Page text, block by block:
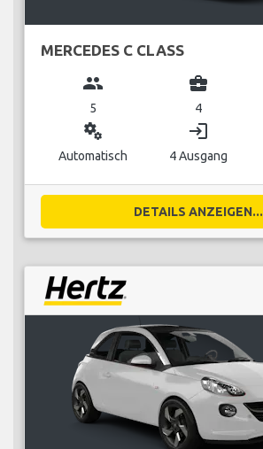
MERCEDES C CLASS
group
5
business_center
4
miscellaneous_services
Automatisch
login
4 Ausgang
DETAILS ANZEIGEN...